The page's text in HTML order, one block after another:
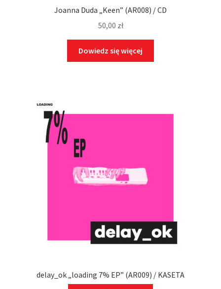
Joanna Duda „Keen” (AR008) / CD
50,00 zł
Dowiedz się więcej
delay_ok „loading 7% EP” (AR009) / KASETA